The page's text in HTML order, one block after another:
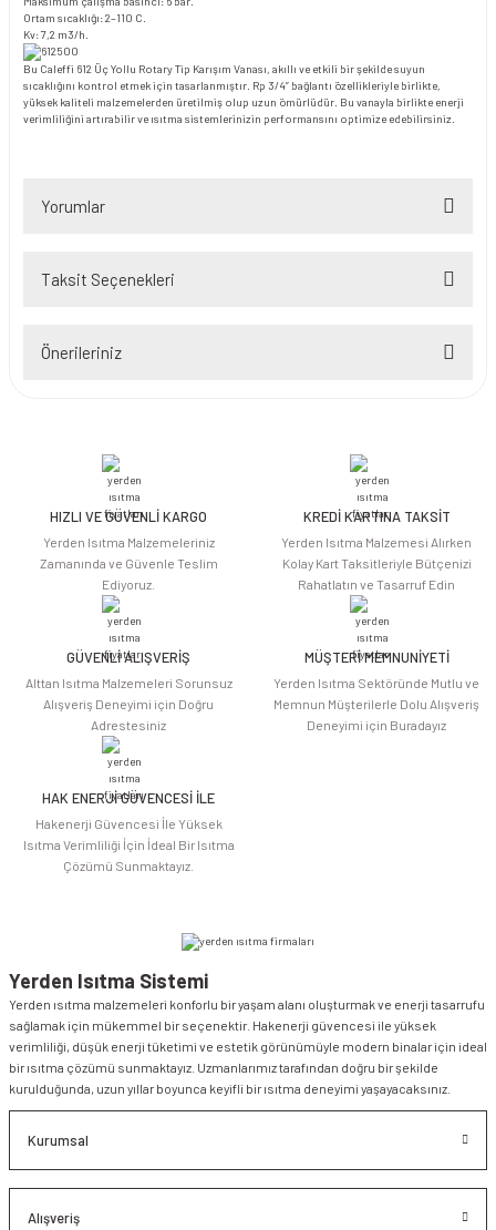
Ortam sıcaklığı: 2–110 C.
Kv: 7,2 m3/h.
Bu Caleffi 612 Üç Yollu Rotary Tip Karışım Vanası, akıllı ve etkili bir şekilde suyun
sıcaklığını kontrol etmek için tasarlanmıştır. Rp 3/4” bağlantı özellikleriyle birlikte,
yüksek kaliteli malzemelerden üretilmiş olup uzun ömürlüdür. Bu vanayla birlikte enerji
verimliliğini artırabilir ve ısıtma sistemlerinizin performansını optimize edebilirsiniz.
Yorumlar
Taksit Seçenekleri
Önerileriniz
iletebilirsiniz.
Görüş ve önerileriniz için teşekkür ederiz.
Ürün açıklamasında eksik bilgiler bulunuyor.
Ürün bilgilerinde hatalar bulunuyor.
Ürün fiyatı diğer sitelerden daha pahalı.
Bu ürüne benzer farklı alternatifler olmalı.
HIZLI VE GÜVENLİ KARGO
Yerden Isıtma Malzemeleriniz
Zamanında ve Güvenle Teslim
Ediyoruz.
KREDİ KARTINA TAKSİT
Yerden Isıtma Malzemesi Alırken
Kolay Kart Taksitleriyle Bütçenizi
Rahatlatın ve Tasarruf Edin
GÜVENLİ ALIŞVERİŞ
Alttan Isıtma Malzemeleri Sorunsuz
Alışveriş Deneyimi için Doğru
Adrestesiniz
MÜŞTERİ MEMNUNİYETİ
Yerden Isıtma Sektöründe Mutlu ve
Memnun Müşterilerle Dolu Alışveriş
Deneyimi için Buradayız
HAK ENERJİ GÜVENCESİ İLE
Hakenerji Güvencesi İle Yüksek
Isıtma Verimliliği İçin İdeal Bir Isıtma
Çözümü Sunmaktayız.
Yerden Isıtma Sistemi
Yerden ısıtma malzemeleri konforlu bir yaşam alanı oluşturmak ve enerji tasarrufu
sağlamak için mükemmel bir seçenektir. Hakenerji güvencesi ile yüksek
verimliliği, düşük enerji tüketimi ve estetik görünümüyle modern binalar için ideal
bir ısıtma çözümü sunmaktayız. Uzmanlarımız tarafından doğru bir şekilde
kurulduğunda, uzun yıllar boyunca keyifli bir ısıtma deneyimi yaşayacaksınız.
Kurumsal
Alışveriş